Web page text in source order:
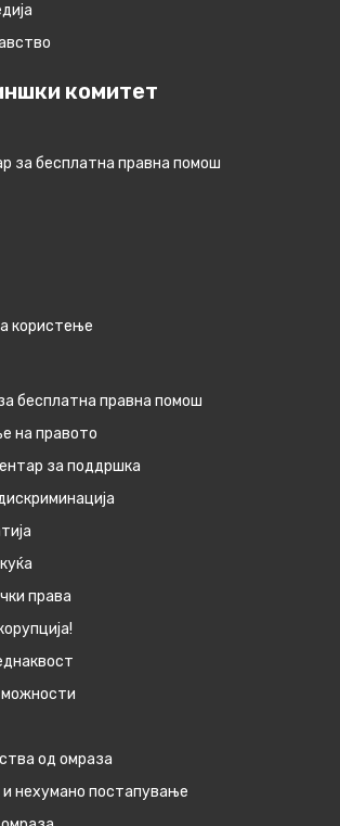
комитет
за бесплатна правна помош
користење
бесплатна правна помош
на правото
за поддршка
права
можности
од омраза
нехумано постапување